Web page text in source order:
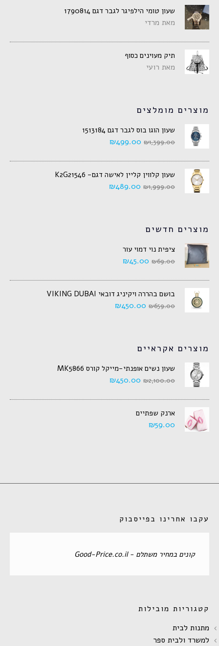
שעון טומי הילפיגר לגבר דגם 1790814
מאת מרדי
תיק מעוינים כסוף
מאת רועי
מוצרים מומלצים
שעון הוגו בוס לגבר דגם 1513184
₪1,399.00
₪499.00
שעון קלווין קליין לאישה דגם- K2G21546
₪1,999.00
₪489.00
מוצרים חדשים
ציפית נוי דמוי עור
₪69.00
₪45.00
בושם בהררה ויקיניג דובאי VIKING DUBAI
₪659.00
₪450.00
מוצרים אקראיים
שעון נשים אופנתי-מייקל קורס MK5866
₪2,100.00
₪450.00
ארנק שפתיים
₪59.00
עקבו אחרינו בפייסבוק
‏קונים במחיר משתלם - Good-Price.co.il‏
קטגוריות מובילות
מתנות לבית
למשרד ולבית ספר